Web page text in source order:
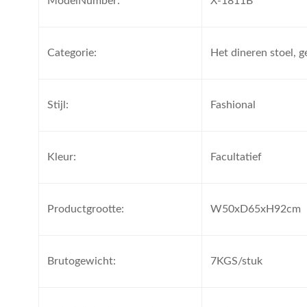
Categorie: Het dineren stoel,
Stijl: Fashional
Kleur: Facultatief
Productgrootte: W50xD65xH92cm
Brutogewicht: 7KGS/stuk